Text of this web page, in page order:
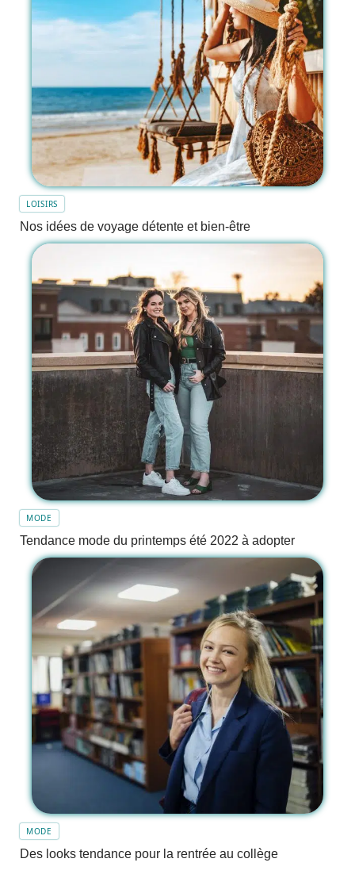
LOISIRS
Nos idées de voyage détente et bien-être
MODE
Tendance mode du printemps été 2022 à adopter
MODE
Des looks tendance pour la rentrée au collège